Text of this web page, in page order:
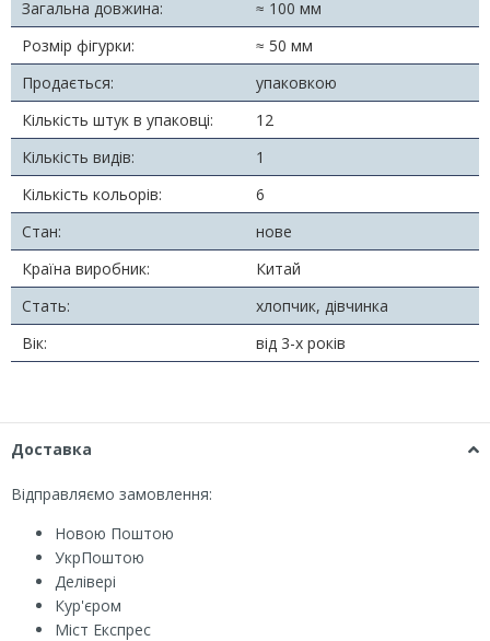
Загальна довжина:
≈ 100 мм
Розмір фігурки:
≈ 50 мм
Продається:
упаковкою
Кількість штук в упаковці:
12
Кількість видів:
1
Кількість кольорів:
6
Стан:
нове
Країна виробник:
Китай
Стать:
хлопчик, дівчинка
Вік:
від 3-х років
Доставка
Відправляємо замовлення:
Новою Поштою
УкрПоштою
Делівері
Кур'єром
Міст Експрес